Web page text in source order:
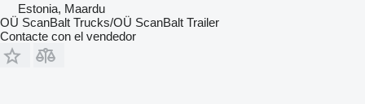
Estonia, Maardu
OÜ ScanBalt Trucks/OÜ ScanBalt Trailer
Contacte con el vendedor